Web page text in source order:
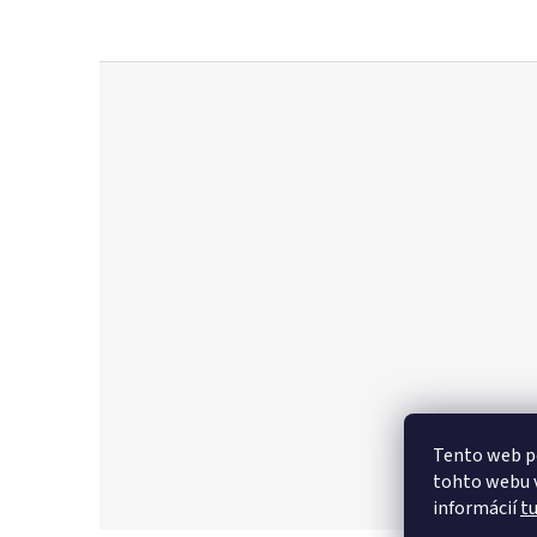
Tento web
tohto webu
informáciítu